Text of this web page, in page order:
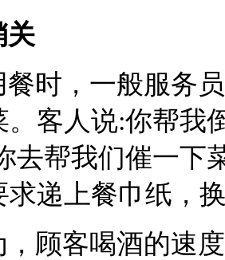
关
餐时，一般服务
。客人说:你帮我
去帮我们催一下
求递上餐巾纸，
，顾客喝酒的速